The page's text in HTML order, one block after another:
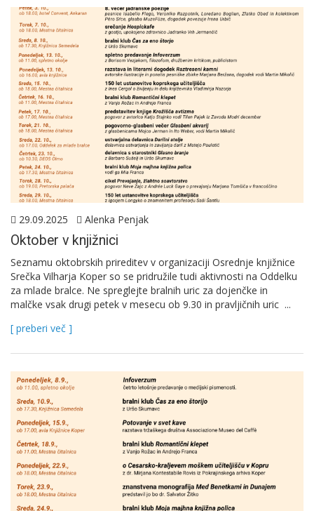
29.09.2025 Alenka Penjak
Oktober v knjižnici
Seznamu oktobrskih prireditev v organizaciji Osrednje knjižnice
Srečka Vilharja Koper so se pridružile tudi aktivnosti na Oddelku
za mlade bralce. Ne spreglejte bralnih uric za dojenčke in
malčke vsak drugi petek v mesecu ob 9.30 in pravljičnih uric ...
[ preberi več ]